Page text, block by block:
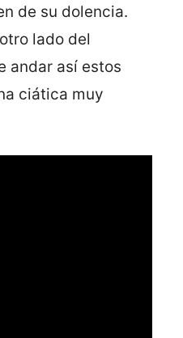
de su dolencia.
lado del
andar así estos
ciática muy